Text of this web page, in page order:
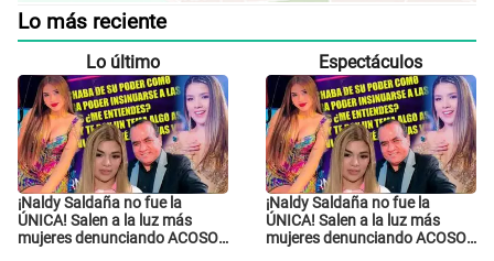
Lo más reciente
Lo último
¡Naldy Saldaña no fue la
ÚNICA! Salen a la luz más
mujeres denunciando ACOSO
Espectáculos
¡Naldy Saldaña no fue la
ÚNICA! Salen a la luz más
mujeres denunciando ACOSO